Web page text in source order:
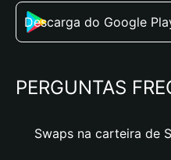
Descarga do Google
PERGUNTAS
Swaps na carteira de